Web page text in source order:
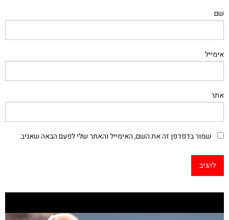
שם
אימייל
אתר
שמור בדפדפן זה את השם, האימייל והאתר שלי לפעם הבאה שאגיב.